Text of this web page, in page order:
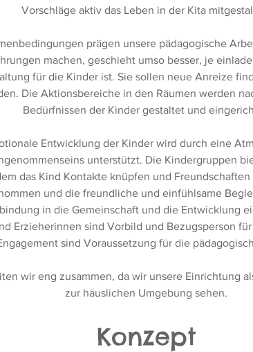
Vorschläge aktiv das Leben in der Kita
prägen unsere pädagogische
machen, geschieht umso besser, je
für die Kinder ist. Sie sollen neue Anreize
Die Aktionsbereiche in den Räumen werden
Bedürfnissen der Kinder gestaltet und
Entwicklung der Kinder wird durch eine
unterstützt. Die Kindergruppen
das Kind Kontakte knüpfen und
und die freundliche und einfühlsame
in die Gemeinschaft und die Entwicklung
Erzieherinnen sind Vorbild und Bezugsperson
sind Voraussetzung für die
wir eng zusammen, da wir unsere Einrichtung
zur häuslichen Umgebung sehen.
Konzept